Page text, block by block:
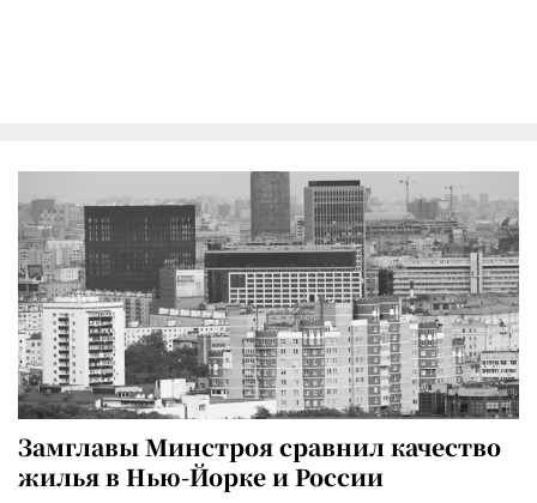
Замглавы Минстроя сравнил качество
жилья в Нью-Йорке и России